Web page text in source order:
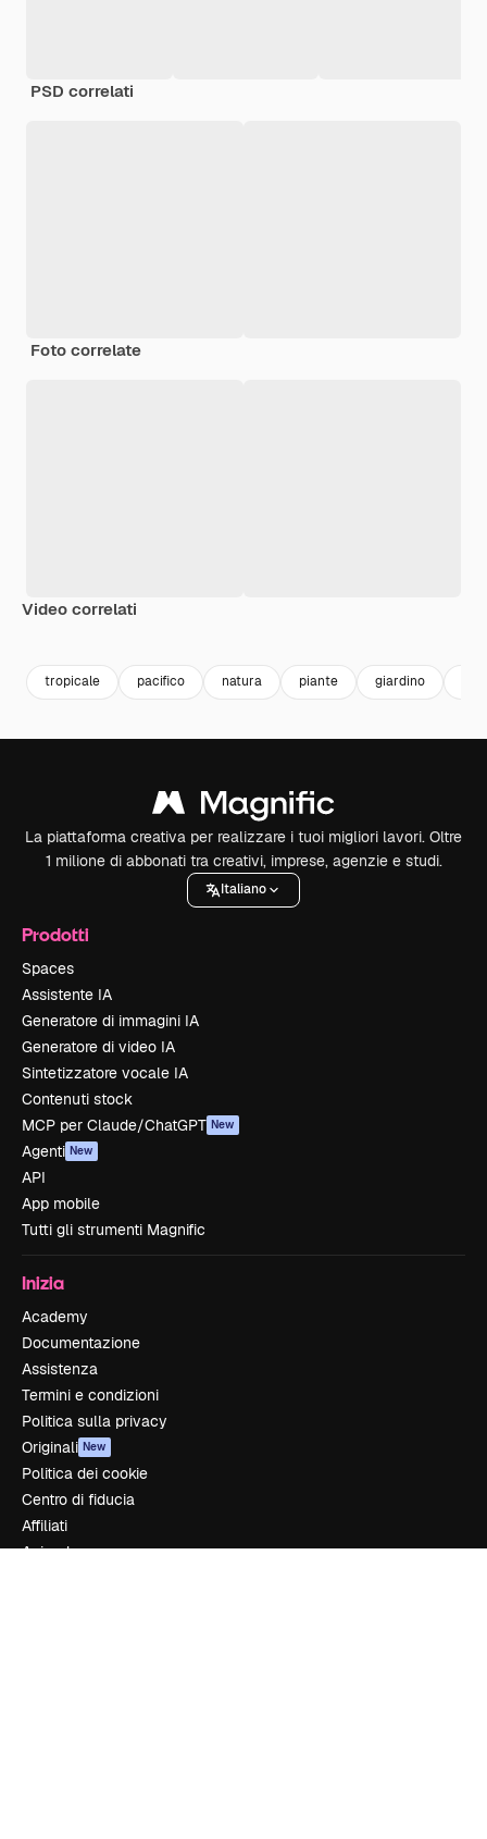
PSD correlati
Foto correlate
Video correlati
tropicale pacifico natura piante giardino
La piattaforma creativa per realizzare i tuoi migliori lavori. Oltre
1 milione di abbonati tra creativi, imprese, agenzie e studi.
Italiano
Prodotti
Spaces
Assistente IA
Generatore di immagini IA
Generatore di video IA
Sintetizzatore vocale IA
Contenuti stock
MCP per Claude/ChatGPT New
Agenti New
API
App mobile
Tutti gli strumenti Magnific
Inizia
Academy
Documentazione
Assistenza
Termini e condizioni
Politica sulla privacy
Originali New
Politica dei cookie
Centro di fiducia
Affiliati
Aziende